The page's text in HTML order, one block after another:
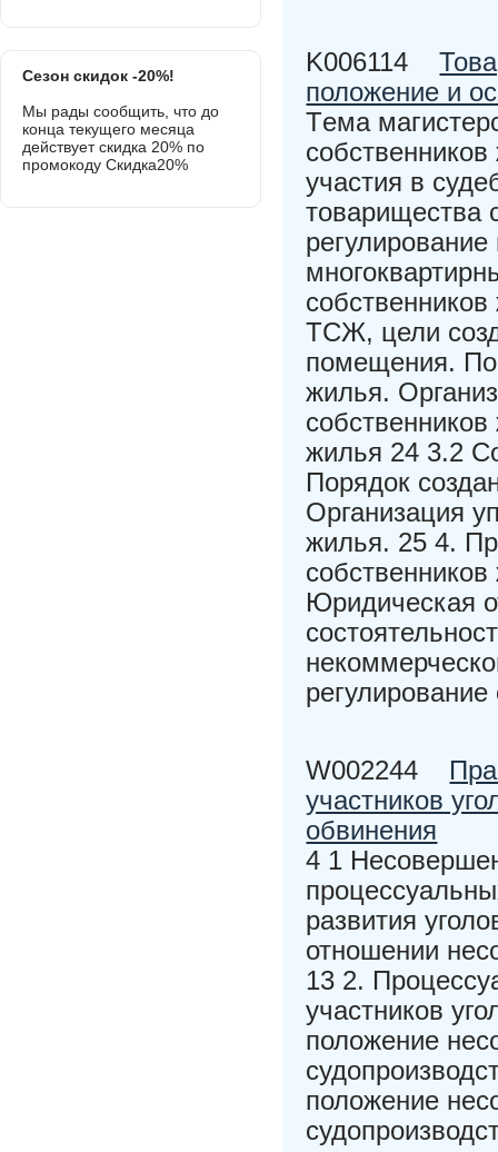
K006114
положение и
Tема
участия в
товарищества
ТСЖ, цели
помещения.
жилья.
жилья 24 3.2
Порядок
Организация
жилья. 25 4.
Юридическая
W002244
участников
обвинения
4 1
развития
отношении
13 2.
участников
положение
положение
Сезон скидок -20%!
Мы рады сообщить, что до
конца текущего месяца
действует скидка 20% по
промокоду Скидка20%